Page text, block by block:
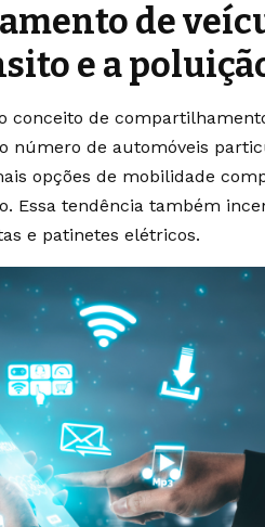
de
e a
conceito de
número de automóveis
opções de mobilidade
Essa tendência também
e patinetes elétricos.